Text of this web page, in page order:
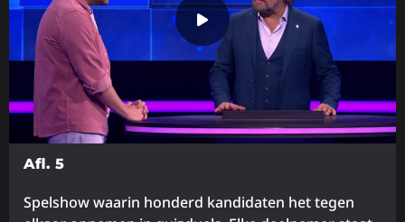
Afl. 5
Spelshow waarin honderd kandidaten het tegen